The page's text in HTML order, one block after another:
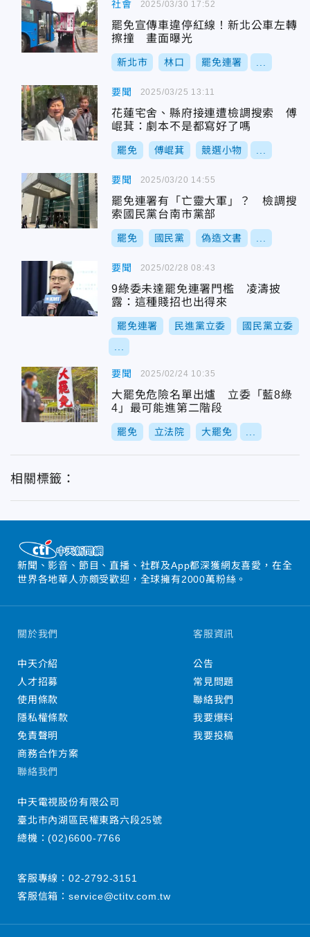
社會
罷免宣傳車違停紅線！新北公車左轉
擦撞 畫面曝光
新北市 林口 罷免連署
2025/03/30 17:52
要聞
花蓮宅舍、縣府接連遭檢調搜索 傅
崐萁：劇本不是都寫好了嗎
罷免 傅崐萁 競選小物
2025/03/25 13:11
要聞
罷免連署有「亡靈大軍」？ 檢調搜
索國民黨台南市黨部
罷免 國民黨 偽造文書
2025/03/20 14:55
要聞
9綠委未達罷免連署門檻 凌濤披
露：這種賤招也出得來
罷免連署 民進黨立委 國民黨立委
2025/02/28 08:43
要聞
大罷免危險名單出爐 立委「藍8綠
4」最可能進第二階段
罷免 立法院 大罷免
2025/02/24 10:35
相關標籤：
新聞、影音、節目、直播、社群及App都深獲網友喜愛，在全
世界各地華人亦頗受歡迎，全球擁有2000萬粉絲。
關於我們
中天介紹
人才招募
使用條款
隱私權條款
免責聲明
商務合作方案
客服資訊
公告
常見問題
聯絡我們
我要爆料
我要投稿
聯絡我們
中天電視股份有限公司
臺北市內湖區民權東路六段25號
總機：(02)6600-7766
客服專線： 02-2792-3151
客服信箱： service@ctitv.com.tw